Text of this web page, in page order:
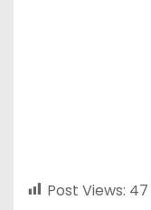
Post Views: 47